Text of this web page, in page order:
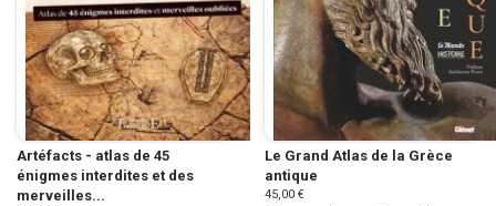
Artéfacts - atlas de 45
énigmes interdites et des
merveilles...
Le Grand Atlas de la Grèce
antique
45,00 €